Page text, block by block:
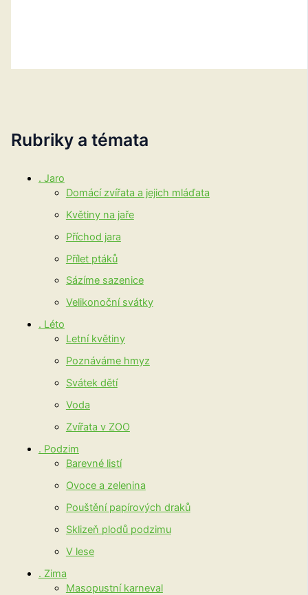
Rubriky a témata
. Jaro
Domácí zvířata a jejich mláďata
Květiny na jaře
Příchod jara
Přílet ptáků
Sázíme sazenice
Velikonoční svátky
. Léto
Letní květiny
Poznáváme hmyz
Svátek dětí
Voda
Zvířata v ZOO
. Podzim
Barevné listí
Ovoce a zelenina
Pouštění papírových draků
Sklizeň plodů podzimu
V lese
. Zima
Masopustní karneval